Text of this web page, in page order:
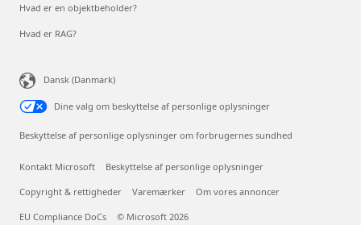
Hvad er en objektbeholder?
Hvad er RAG?
Dansk (Danmark)
Dine valg om beskyttelse af personlige oplysninger
Beskyttelse af personlige oplysninger om forbrugernes sundhed
Kontakt Microsoft Beskyttelse af personlige oplysninger
Copyright & rettigheder Varemærker Om vores annoncer
EU Compliance DoCs © Microsoft 2026